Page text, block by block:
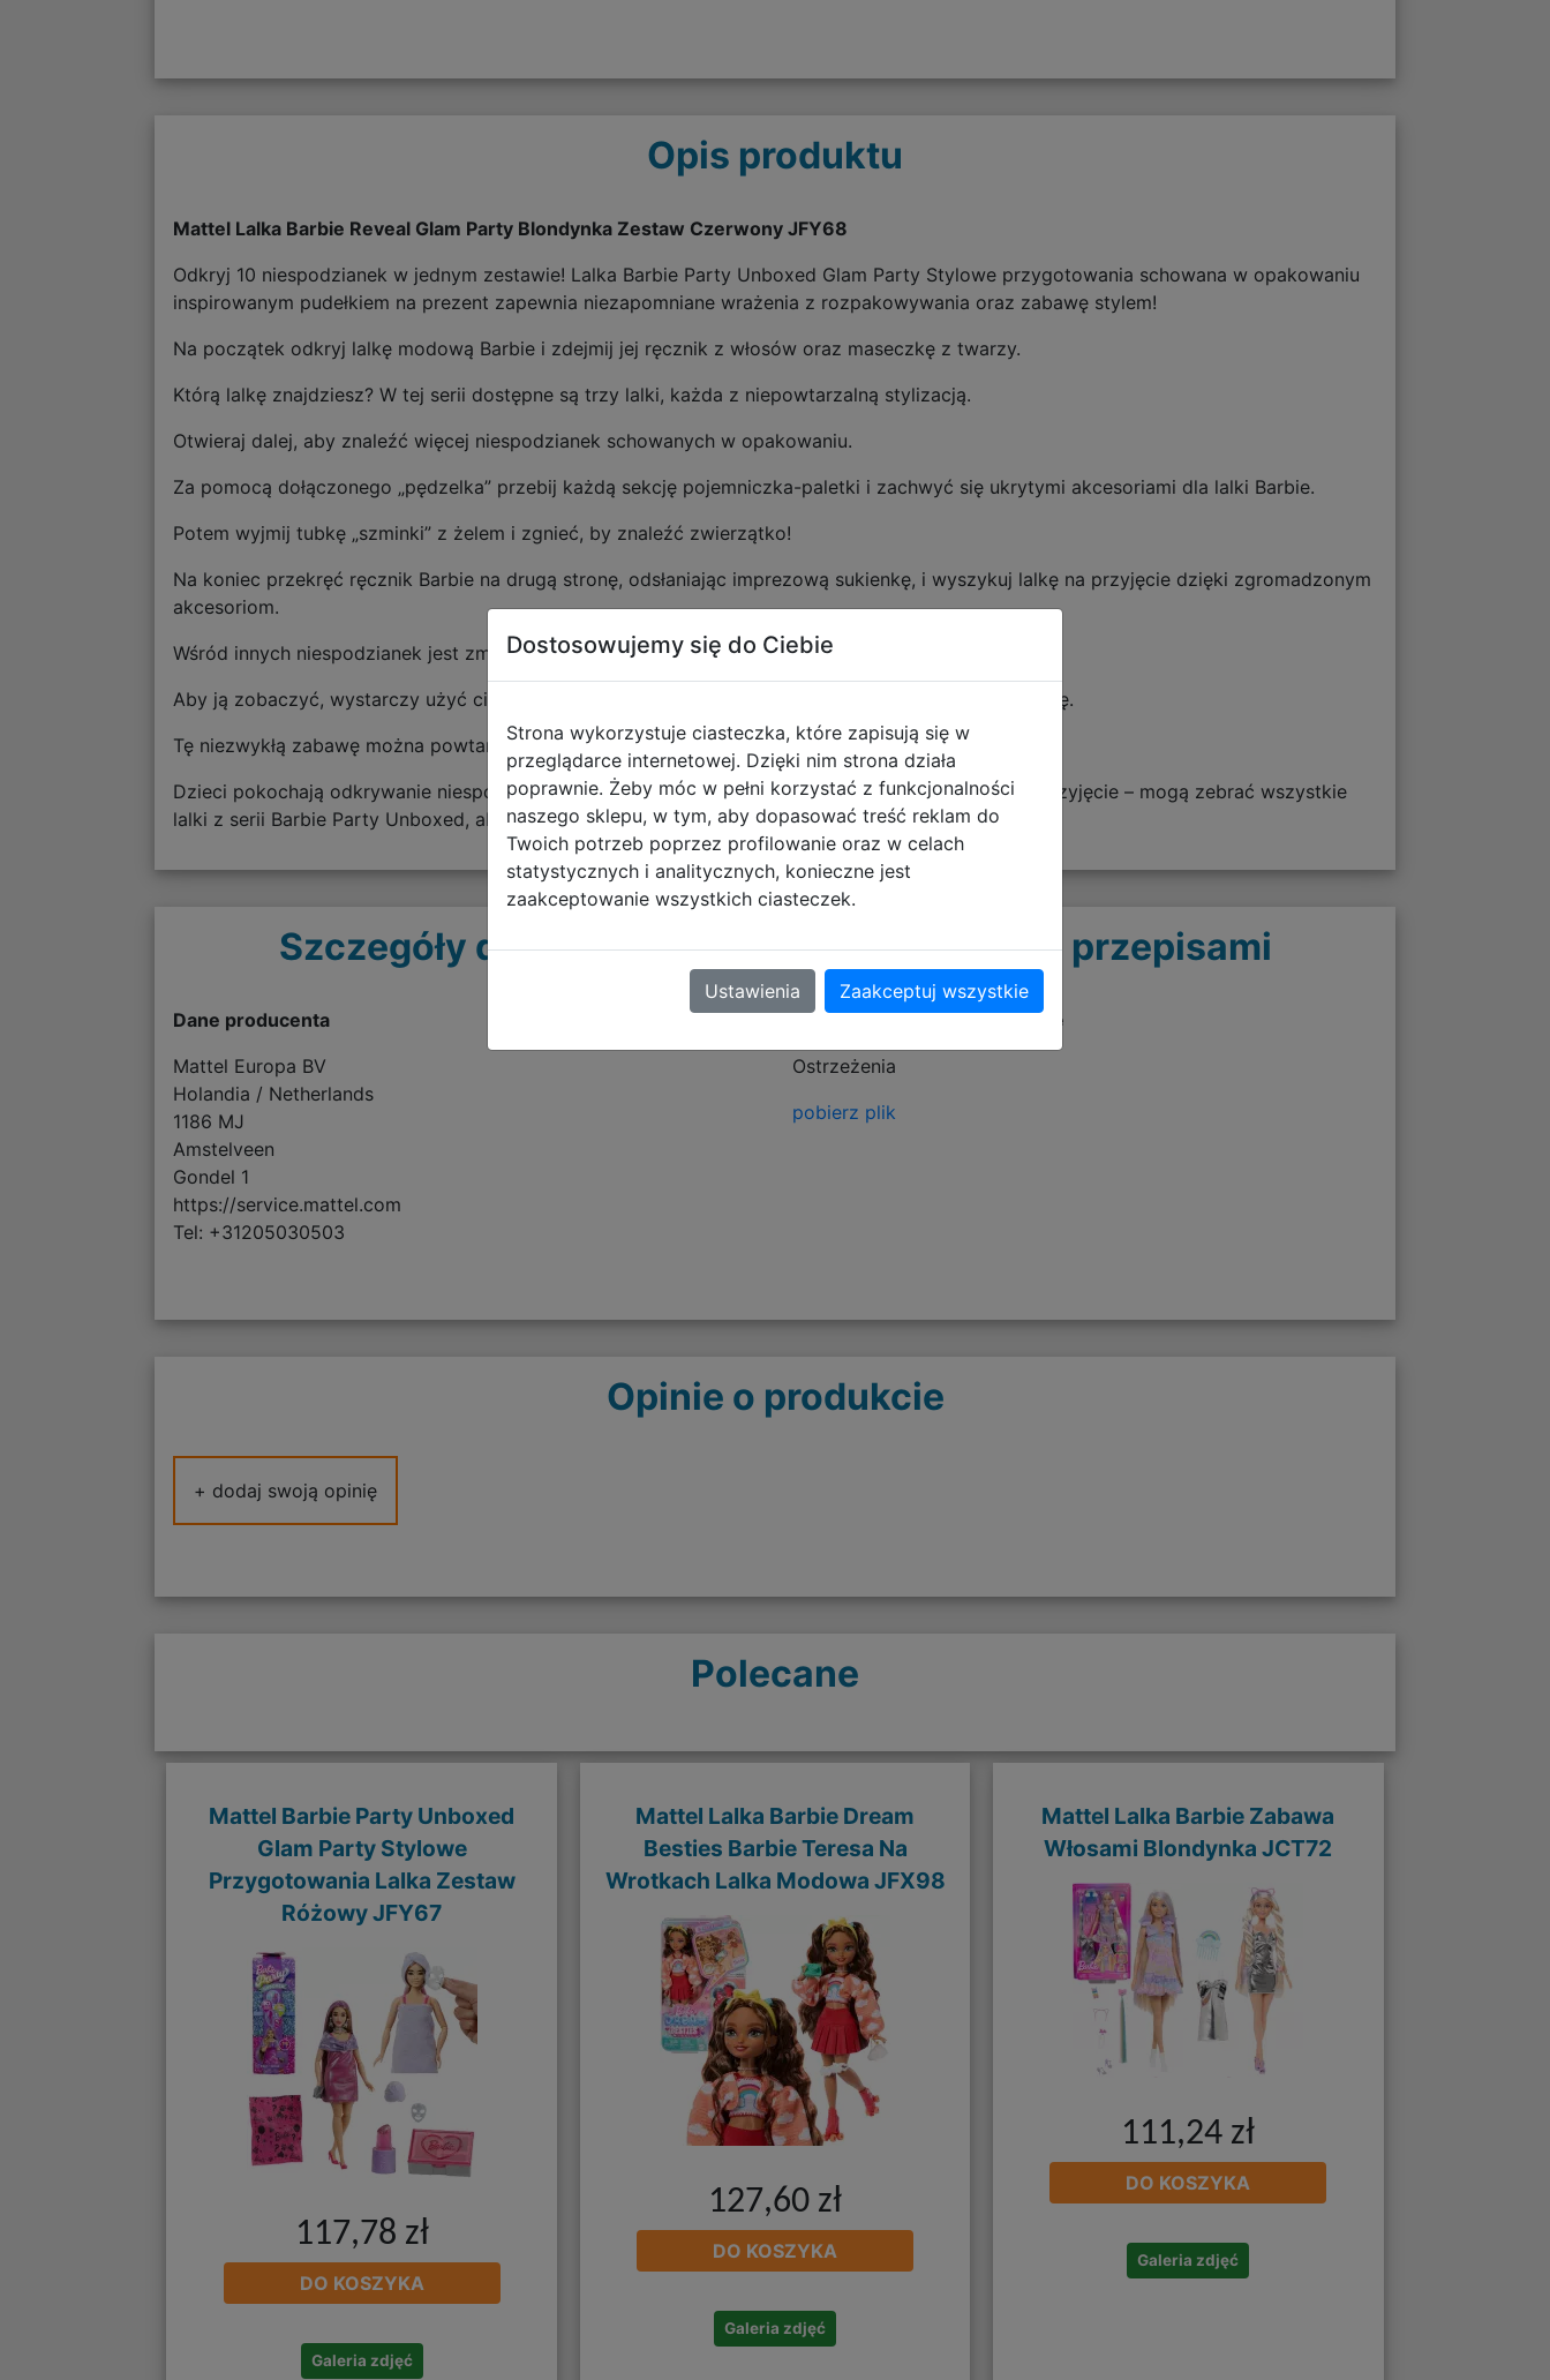
Opis produktu
Mattel Lalka Barbie Reveal Glam Party Blondynka Zestaw Czerwony JFY68
Odkryj 10 niespodzianek w jednym zestawie! Lalka Barbie Party Unboxed Glam Party Stylowe przygotowania schowana w opakowaniu
inspirowanym pudełkiem na prezent zapewnia niezapomniane wrażenia z rozpakowywania oraz zabawę stylem!
Na początek odkryj lalkę modową Barbie i zdejmij jej ręcznik z włosów oraz maseczkę z twarzy.
Którą lalkę znajdziesz? W tej serii dostępne są trzy lalki, każda z niepowtarzalną stylizacją.
Otwieraj dalej, aby znaleźć więcej niespodzianek schowanych w opakowaniu.
Za pomocą dołączonego „pędzelka” przebij każdą sekcję pojemniczka-paletki i zachwyć się ukrytymi akcesoriami dla lalki Barbie.
Potem wyjmij tubkę „szminki” z żelem i zgnieć, by znaleźć zwierzątko!
Na koniec przekręć ręcznik Barbie na drugą stronę, odsłaniając imprezową sukienkę, i wyszykuj lalkę na przyjęcie dzięki zgromadzonym
akcesoriom.
Wśród innych niespodzianek jest zmiana koloru na twarzy i włosach lalki.
Aby ją zobaczyć, wystarczy użyć ciepłej lub bardzo zimnej wody i podziwiać magiczną transformację.
Tę niezwykłą zabawę można powtarzać wciąż od nowa.
Dzieci pokochają odkrywanie niespodzianek, dzięki którym lalka Barbie może przygotować się na przyjęcie – mogą zebrać wszystkie
lalki z serii Barbie Party Unboxed, aby imprezowa zabawa nie miała końca.
Szczegóły dotyczące zgodności produktu z przepisami
Dane producenta
Mattel Europa BV
Holandia / Netherlands
1186 MJ
Amstelveen
Gondel 1
https://service.mattel.com
Tel: +31205030503
Informacje o bezpieczeństwie
Ostrzeżenia
pobierz plik
Opinie o produkcie
+ dodaj swoją opinię
Polecane
Mattel Barbie Party Unboxed
Glam Party Stylowe
Przygotowania Lalka Zestaw
Różowy JFY67
117,78 zł
DO KOSZYKA
Galeria zdjęć
Mattel Lalka Barbie Dream
Besties Barbie Teresa Na
Wrotkach Lalka Modowa JFX98
127,60 zł
DO KOSZYKA
Galeria zdjęć
Mattel Lalka Barbie Zabawa
Włosami Blondynka JCT72
111,24 zł
DO KOSZYKA
Galeria zdjęć
Dostosowujemy się do Ciebie
Strona wykorzystuje ciasteczka, które zapisują się w
przeglądarce internetowej. Dzięki nim strona działa
poprawnie. Żeby móc w pełni korzystać z funkcjonalności
naszego sklepu, w tym, aby dopasować treść reklam do
Twoich potrzeb poprzez profilowanie oraz w celach
statystycznych i analitycznych, konieczne jest
zaakceptowanie wszystkich ciasteczek.
Ustawienia Zaakceptuj wszystkie